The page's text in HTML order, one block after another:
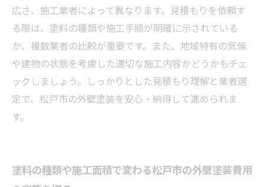
広さ、施工業者によって異なります。見積もりを依頼す
る際は、塗料の種類や施工手順が明確に示されている
か、複数業者の比較が重要です。また、地域特有の気候
や建物の状態を考慮した適切な施工内容かどうかもチェ
ックしましょう。しっかりとした見積もり理解と業者選
定で、松戸市の外壁塗装を安心・納得して進められま
す。
塗料の種類や施工面積で変わる松戸市の外壁塗装費用